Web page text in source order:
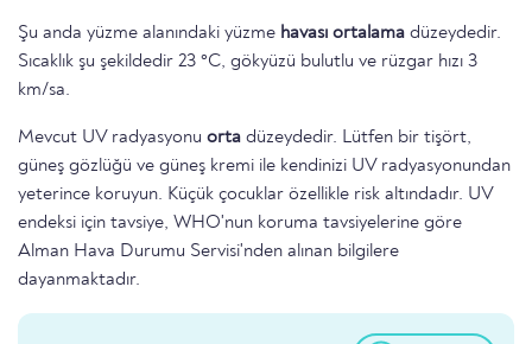
Şu anda yüzme alanındaki yüzme havası ortalama düzeydedir.
Sıcaklık şu şekildedir 23 °C, gökyüzü bulutlu ve rüzgar hızı 3
km/sa.
Mevcut UV radyasyonu orta düzeydedir. Lütfen bir tişört,
güneş gözlüğü ve güneş kremi ile kendinizi UV radyasyonundan
yeterince koruyun. Küçük çocuklar özellikle risk altındadır. UV
endeksi için tavsiye, WHO'nun koruma tavsiyelerine göre
Alman Hava Durumu Servisi'nden alınan bilgilere
dayanmaktadır.